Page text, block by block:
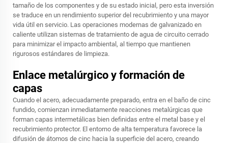
tamaño de los componentes y de su estado inicial, pero esta inversión
se traduce en un rendimiento superior del recubrimiento y una mayor
vida útil en servicio. Las operaciones modernas de galvanizado en
caliente utilizan sistemas de tratamiento de agua de circuito cerrado
para minimizar el impacto ambiental, al tiempo que mantienen
rigurosos estándares de limpieza.
Enlace metalúrgico y formación de
capas
Cuando el acero, adecuadamente preparado, entra en el baño de cinc
fundido, comienzan inmediatamente reacciones metalúrgicas que
forman capas intermetálicas bien definidas entre el metal base y el
recubrimiento protector. El entorno de alta temperatura favorece la
difusión de átomos de cinc hacia la superficie del acero, creando